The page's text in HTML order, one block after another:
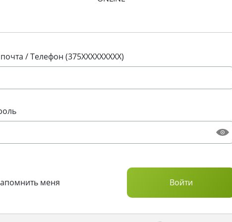
/ Телефон (375XXXXXXXXX)
меня